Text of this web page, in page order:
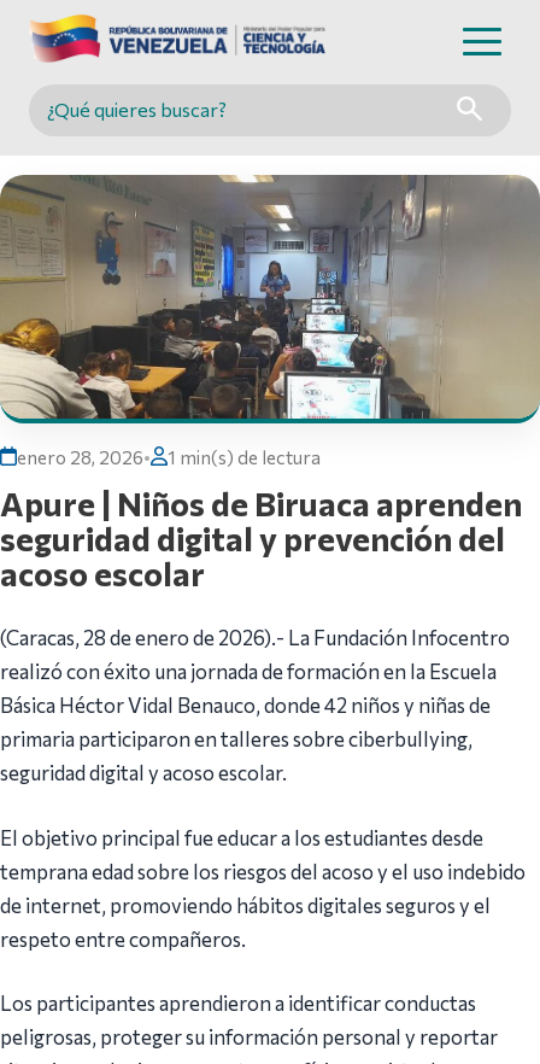
Buscar en MINCYT
enero 28, 2026• 1 min(s) de lectura
Apure | Niños de Biruaca aprenden
seguridad digital y prevención del
acoso escolar
(Caracas, 28 de enero de 2026).- La Fundación Infocentro
realizó con éxito una jornada de formación en la Escuela
Básica Héctor Vidal Benauco, donde 42 niños y niñas de
primaria participaron en talleres sobre ciberbullying,
seguridad digital y acoso escolar.
El objetivo principal fue educar a los estudiantes desde
temprana edad sobre los riesgos del acoso y el uso indebido
de internet, promoviendo hábitos digitales seguros y el
respeto entre compañeros.
Los participantes aprendieron a identificar conductas
peligrosas, proteger su información personal y reportar